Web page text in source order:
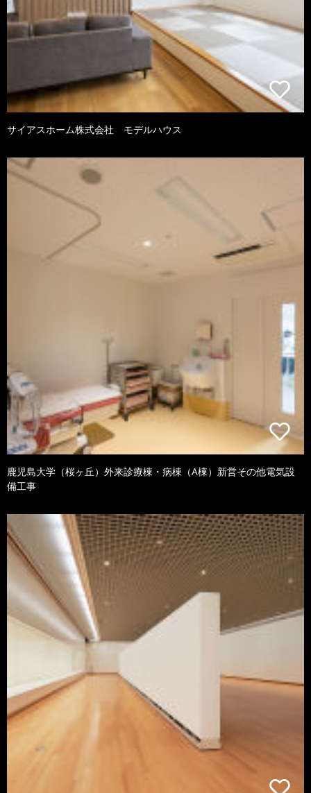
サイアスホーム株式会社 モデルハウス
鹿児島大学（桜ヶ丘）外来診療棟・病棟（A棟）新営その他電気設
備工事